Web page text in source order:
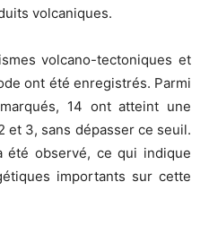
volcaniques.
volcano-tectoniques et
ont été enregistrés. Parmi
14 ont atteint une
et 3, sans dépasser ce seuil.
été observé, ce qui indique
importants sur cette